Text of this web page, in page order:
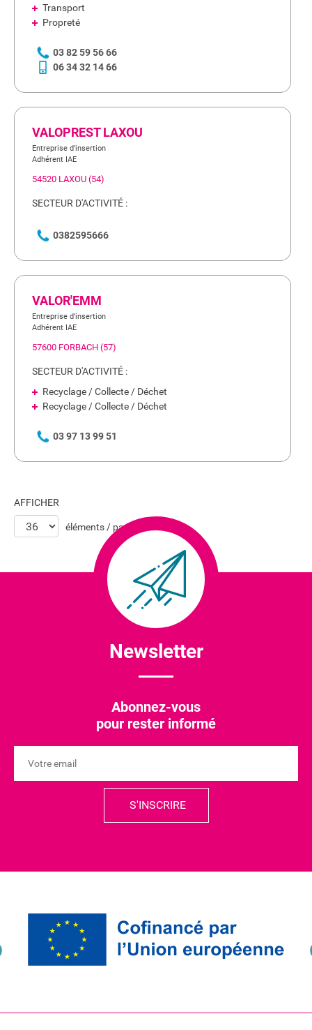
Transport
Propreté
03 82 59 56 66
06 34 32 14 66
VALOPREST LAXOU
Entreprise d’insertion
Adhérent IAE
54520 LAXOU (54)
SECTEUR D'ACTIVITÉ :
0382595666
VALOR'EMM
Entreprise d’insertion
Adhérent IAE
57600 FORBACH (57)
SECTEUR D'ACTIVITÉ :
Recyclage / Collecte / Déchet
Recyclage / Collecte / Déchet
03 97 13 99 51
AFFICHER
éléments / page
Newsletter
Abonnez-vous
pour rester informé